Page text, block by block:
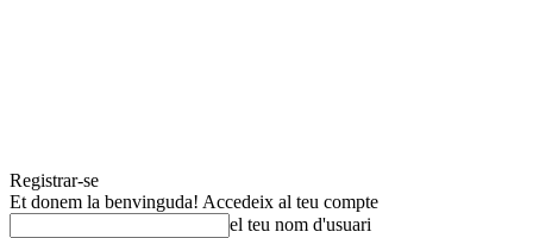
Registrar-se
Et donem la benvinguda! Accedeix al teu compte
el teu nom d'usuari